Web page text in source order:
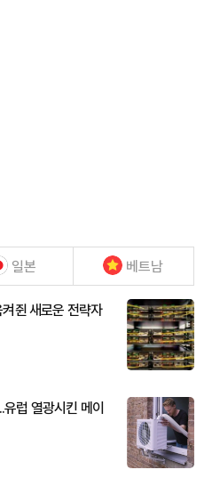
일본 베트남
쥔 새로운 전략자
럽 열광시킨 메이